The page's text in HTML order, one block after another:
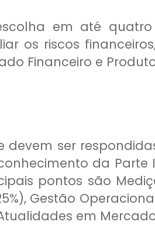
em até quatro
os riscos
Financeiro e
devem ser
da Parte
pontos são
Gestão
em